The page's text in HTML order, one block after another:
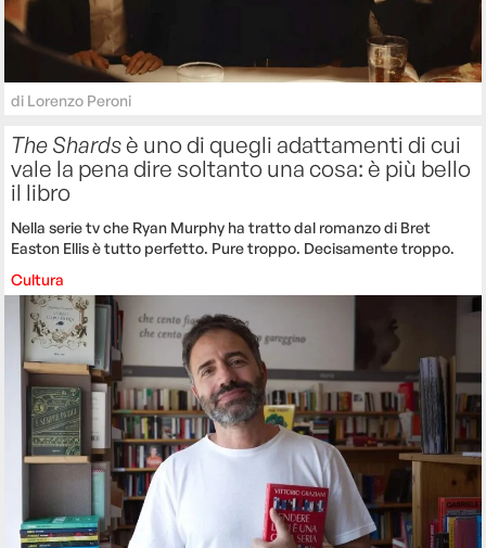
di Lorenzo Peroni
The Shardsè uno di quegli adattamenti di cui
vale la pena dire soltanto una cosa: è più bello
il libro
Nella serie tv che Ryan Murphy ha tratto dal romanzo di Bret
Easton Ellis è tutto perfetto. Pure troppo. Decisamente troppo.
Cultura